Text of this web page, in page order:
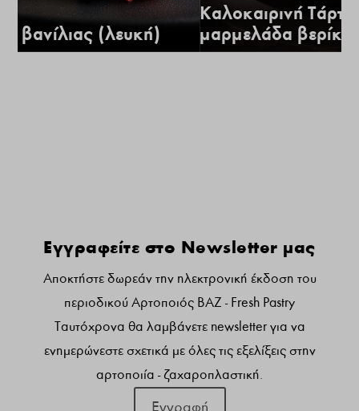
βανίλιας (λευκή)
Καλοκαιρινή
μαρμελάδα
Εγγραφείτε στο Newsletter μας
Αποκτήστε δωρεάν την ηλεκτρονική έκδοση του
περιοδικού Αρτοποιός ΒΑΖ - Fresh Pastry
Ταυτόχρονα θα λαμβάνετε newsletter για να
ενημερώνεστε σχετικά με όλες τις εξελίξεις στην
αρτοποιία - ζαχαροπλαστική.
Εγγραφή